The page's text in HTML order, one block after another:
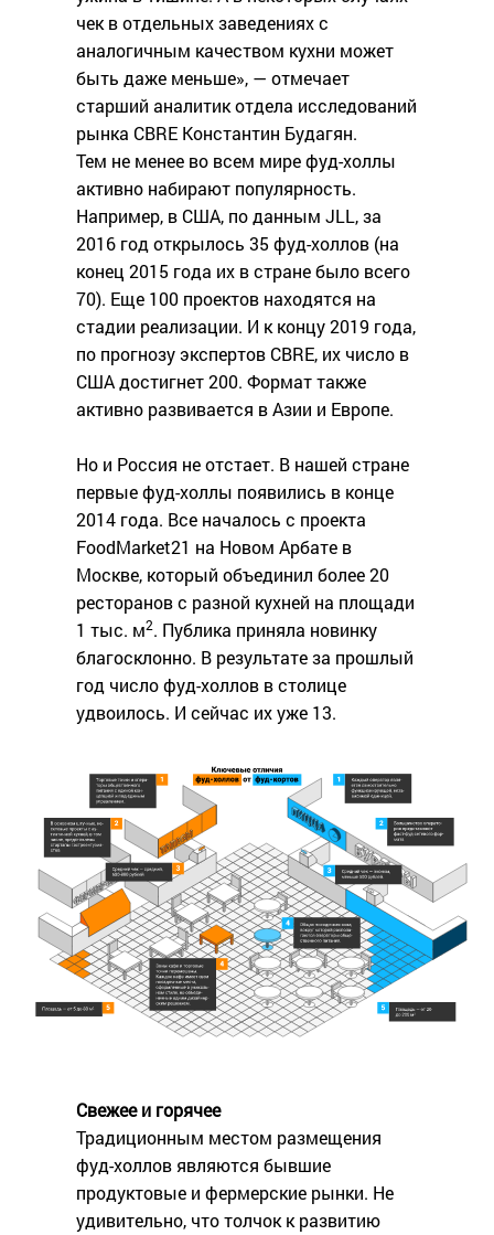
чек в отдельных заведениях с
аналогичным качеством кухни может
быть даже меньше», — отмечает
старший аналитик отдела исследований
рынка CBRE Константин Будагян.
Тем не менее во всем мире фуд-холлы
активно набирают популярность.
Например, в США, по данным JLL, за
2016 год открылось 35 фуд-холлов (на
конец 2015 года их в стране было всего
70). Еще 100 проектов находятся на
стадии реализации. И к концу 2019 года,
по прогнозу экспертов CBRE, их число в
США достигнет 200. Формат также
активно развивается в Азии и Европе.
Но и Россия не отстает. В нашей стране
первые фуд-холлы появились в конце
2014 года. Все началось с проекта
FoodMarket21 на Новом Арбате в
Москве, который объединил более 20
ресторанов с разной кухней на площади
1 тыс. м2. Публика приняла новинку
благосклонно. В результате за прошлый
год число фуд-холлов в столице
удвоилось. И сейчас их уже 13.
Свежее и горячее
Традиционным местом размещения
фуд-холлов являются бывшие
продуктовые и фермерские рынки. Не
удивительно, что толчок к развитию